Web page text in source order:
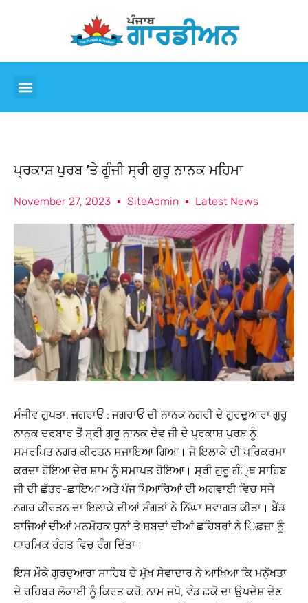
ਪ੍ਰਕਾਸ਼ ਪੁਰਬ ‘ਤੇ ਗੂੰਜੀ ਸ੍ਰੀ ਗੁਰੂ ਨਾਨਕ ਮਹਿਮਾ
November 27, 2023 SiteAdmin Latest News
ਸੰਜੀਵ ਗੁਪਤਾ, ਜਗਰਾਓਂ : ਜਗਰਾਓਂ ਦੀ ਨਾਨਕ ਨਗਰੀ ਦੇ ਗੁਰਦੁਆਰਾ ਗੁਰੂ
ਨਾਨਕ ਦਰਬਾਰ ਤੋਂ ਸ੍ਰੀ ਗੁਰੂ ਨਾਨਕ ਦੇਵ ਜੀ ਦੇ ਪ੍ਰਕਾਸ਼ ਪੁਰਬ ਨੂੰ
ਸਮਰਪਿਤ ਨਗਰ ਕੀਰਤਨ ਸਜਾਇਆ ਗਿਆ। ਜੋ ਇਲਾਕੇ ਦੀ ਪਰਿਕਰਮਾ
ਕਰਦਾ ਹੋਇਆ ਦੇਰ ਸ਼ਾਮ ਨੂੰ ਸਮਾਪਤ ਹੋਇਆ। ਸ੍ਰੀ ਗੁੁਰੂ ਗੰ੍ਥ ਸਾਹਿਬ
ਜੀ ਦੀ ਛੱਤਰ-ਛਾਇਆ ਅਤੇ ਪੰਜ ਪਿਆਰਿਆਂ ਦੀ ਅਗਵਾਈ ਵਿਚ ਸਜੇ
ਨਗਰ ਕੀਰਤਨ ਦਾ ਇਲਾਕੇ ਦੀਆਂ ਸੰਗਤਾਂ ਨੇ ਨਿੱਘਾ ਸਵਾਗਤ ਕੀਤਾ। ਬੈਂਡ
ਬਾਜਿਆਂ ਦੀਆਂ ਮਨਮੋਹਕ ਧੁੁਨਾਂ ਤੇ ਸ਼ਬਦਾਂ ਦੀਆਂ ਛਹਿਬਰਾਂ ਨੇ ਿਫ਼ਜ਼ਾ ਨੂੰ
ਧਾਰਮਿਕ ਰੰਗਤ ਵਿਚ ਰੰਗ ਦਿੱਤਾ।
ਇਸ ਮੌਕੇ ਗੁੁਰਦੁੁਆਰਾ ਸਾਹਿਬ ਦੇ ਮੁੁੱਖ ਸੇਵਾਦਾਰ ਨੇ ਆਖਿਆ ਕਿ ਮਨੁੱਖਤਾ
ਦੇ ਰਹਿਬਰ ਲੋਕਾਈ ਨੂੰ ਕਿਰਤ ਕਰੋ, ਨਾਮ ਜਪੋ, ਵੰਡ ਛਕੋ ਦਾ ਉਪਦੇਸ਼ ਦੇਣ